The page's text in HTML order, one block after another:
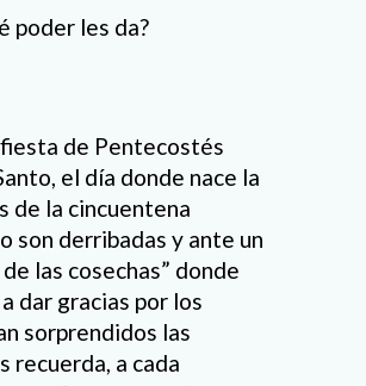
poder les da?
de Pentecostés
el día donde nace la
de la cincuentena
son derribadas y ante un
las cosechas” donde
dar gracias por los
sorprendidos las
recuerda, a cada